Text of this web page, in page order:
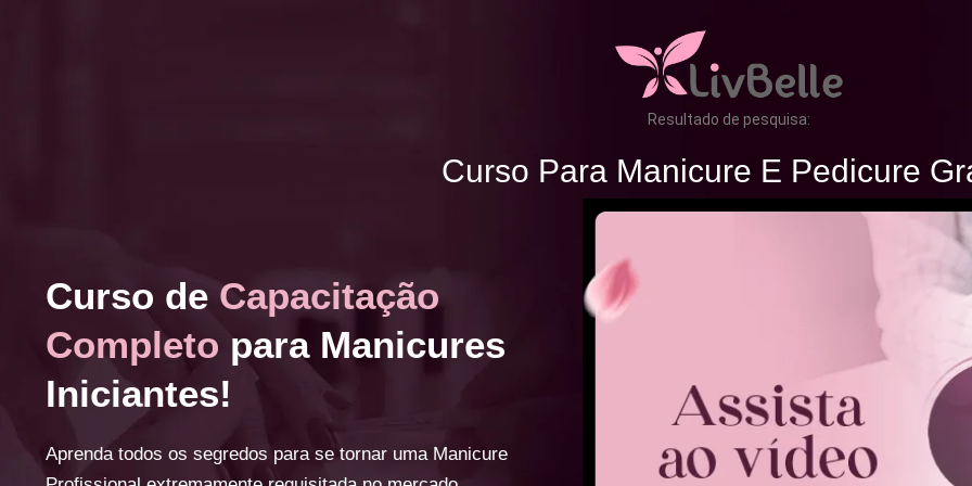
Resultado de pesquisa:
Curso Para Manicure E Pedicure
Curso de Capacitação
Completo para Manicures
Iniciantes!
Aprenda todos os segredos para se tornar uma Manicure